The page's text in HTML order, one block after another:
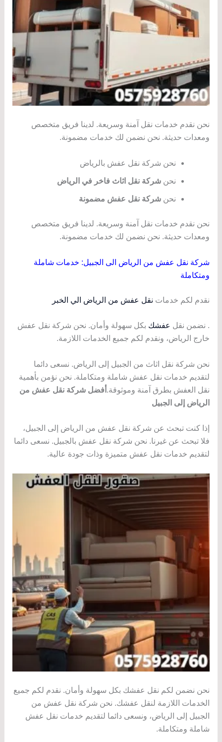
نحن نقدم خدمات نقل آمنة وسريعة. لدينا فريق متخصص
ومعدات حديثة. نحن نضمن لك خدمات مضمونة.
نحن شركة نقل عفش بالرياض
نحن شركة نقل اثاث فاخر في الرياض
نحن شركة نقل عفش مضمونة
نحن نقدم خدمات نقل آمنة وسريعة. لدينا فريق متخصص
ومعدات حديثة. نحن نضمن لك خدمات مضمونة.
شركة نقل عفش من الرياض الى الجبيل: خدمات شاملة
ومتكاملة
نقدم لكم خدمات نقل عفش من الرياض الي الخبر
. نضمن نقل عفشك بكل سهولة وأمان. نحن شركة نقل عفش
خارج الرياض، ونقدم لكم جميع الخدمات اللازمة.
نحن شركة نقل اثاث من الجبيل إلى الرياض. نسعى دائما
لتقديم خدمات نقل عفش شاملة ومتكاملة. نحن نؤمن بأهمية
نقل العفش بطرق آمنة وموثوقة. أفضل شركة نقل عفش من
الرياض إلى الجبيل
إذا كنت تبحث عن شركة نقل عفش من الرياض إلى الجبيل،
فلا تبحث عن غيرنا. نحن شركة نقل عفش بالجبيل. نسعى دائما
لتقديم خدمات نقل عفش متميزة وذات جودة عالية.
نحن نضمن لكم نقل عفشك بكل سهولة وأمان. نقدم لكم جميع
الخدمات اللازمة لنقل عفشك. نحن شركة نقل عفش من
الجبيل إلى الرياض، ونسعى دائما لتقديم خدمات نقل عفش
شاملة ومتكاملة.